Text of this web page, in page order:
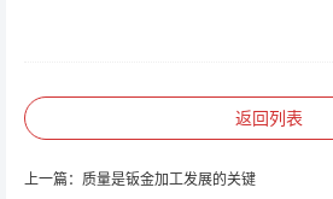
返回列表
上一篇： 质量是钣金加工发展的关键